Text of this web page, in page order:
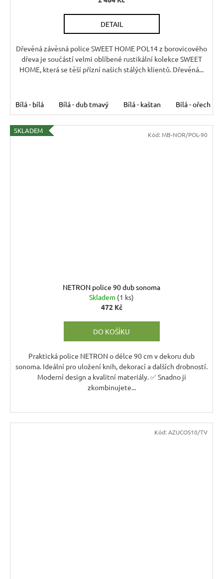
DETAIL
Dřevěná závěsná police SWEET HOME POL14 z borovicového
dřeva je součástí velmi oblíbené rustikální kolekce SWEET
HOME, která se těší přízní našich stálých klientů. Dřevěná...
Bílá - bílá Bílá - dub tmavý Bílá - kaštan Bílá - ořech
SKLADEM
NETRON police 90 dub sonoma
Skladem (1 ks)
472 Kč
DO KOŠÍKU
Praktická police NETRON o délce 90 cm v dekoru dub
sonoma. Ideální pro uložení knih, dekorací a dalších drobností.
Moderní design a kvalitní materiály. ✅ Snadno ji
zkombinujete...
Kód: MB-NOR/POL-90
Kód: AZUCOS10/TV